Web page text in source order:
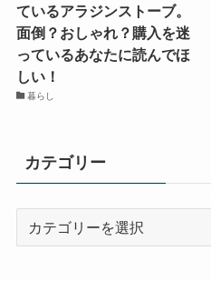
ているアラジンストーブ。
面倒？おしゃれ？購入を迷
っているあなたに読んでほ
しい！
暮らし
カテゴリー